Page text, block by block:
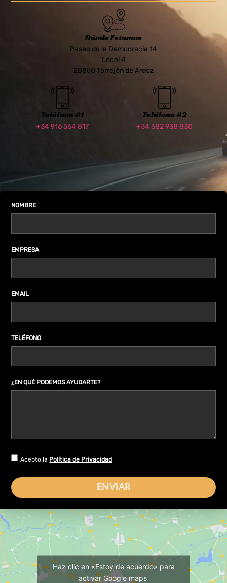
Dónde Estamos
Paseo de la Democracia 14
Local 4
28850 Torrejón de Ardoz
Teléfono #1
+34 916 564 817
Teléfono #2
+34 682 938 830
NOMBRE
EMPRESA
EMAIL
TELÉFONO
¿EN QUÉ PODEMOS AYUDARTE?
Acepto la Política de Privacidad
ENVIAR
Haz clic en «Estoy de acuerdo» para
activar Google maps